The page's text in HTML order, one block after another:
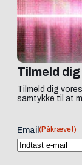
Tilmeld
Tilmeld dig
samtykke til at
Email (Påkrævet)